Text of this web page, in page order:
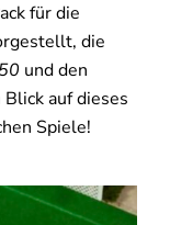
für die
die
und den
auf dieses
Spiele!